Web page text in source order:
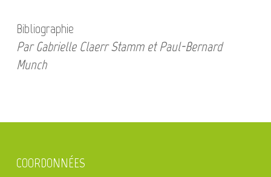
Bibliographie
Par Gabrielle Claerr Stamm et Paul-Bernard
Munch
COORDONNÉES